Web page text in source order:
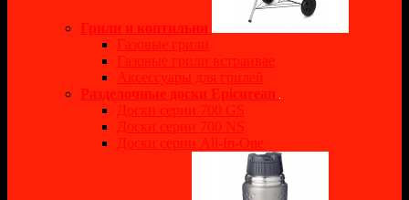
Грили и коптильни
Газовые грили
Газовые грили встраивае
Аксессуары для грилей
Разделочные доски Epicurean
Доски серии 700 GS
Доски серии 700 NS
Доски серии All-In-One